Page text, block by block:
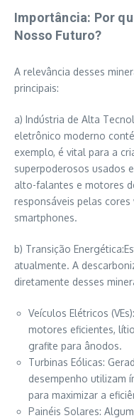
Importância: Por
Nosso Futuro?
A relevância desses
principais:
a) Indústria de Alta
eletrônico moderno
exemplo, é vital para a
superpoderosos usados
alto-falantes e motores
responsáveis pelas
smartphones.
b) Transição
atualmente. A
diretamente desses
Veículos Elétricos
motores eficientes,
grafite para ânodos.
Turbinas Eólicas:
desempenho utilizam
para maximizar a
Painéis Solares: